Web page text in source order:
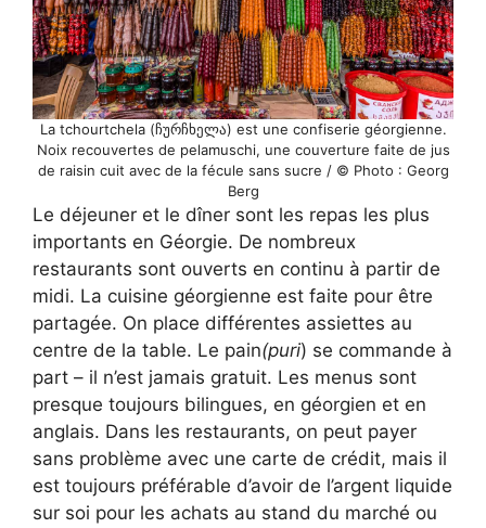
La tchourtchela (ჩურჩხელა) est une confiserie géorgienne.
Noix recouvertes de pelamuschi, une couverture faite de jus
de raisin cuit avec de la fécule sans sucre / © Photo : Georg
Berg
Le déjeuner et le dîner sont les repas les plus
importants en Géorgie. De nombreux
restaurants sont ouverts en continu à partir de
midi. La cuisine géorgienne est faite pour être
partagée. On place différentes assiettes au
centre de la table. Le pain(puri) se commande à
part – il n’est jamais gratuit. Les menus sont
presque toujours bilingues, en géorgien et en
anglais. Dans les restaurants, on peut payer
sans problème avec une carte de crédit, mais il
est toujours préférable d’avoir de l’argent liquide
sur soi pour les achats au stand du marché ou